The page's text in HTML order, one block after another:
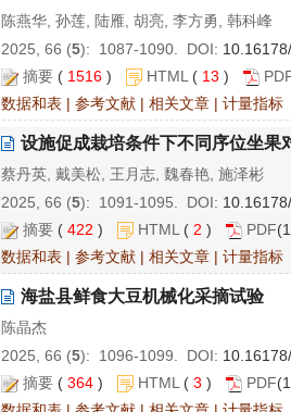
陈燕华, 孙莲, 陆雁, 胡亮, 李方勇, 韩科峰
2025, 66 (5): 1087-1090. DOI:
摘要 ( 1516 ) HTML ( 13 )
数据和表 | 参考文献 | 相关文章 | 计量指标
设施促成栽培条件下不同序位坐果
蔡丹英, 戴美松, 王月志, 魏春艳, 施泽彬
2025, 66 (5): 1091-1095. DOI:
摘要 ( 422 ) HTML ( 2 ) PDF
数据和表 | 参考文献 | 相关文章 | 计量指标
海盐县鲜食大豆机械化采摘试验
陈晶杰
2025, 66 (5): 1096-1099. DOI:
摘要 ( 364 ) HTML ( 3 ) PDF